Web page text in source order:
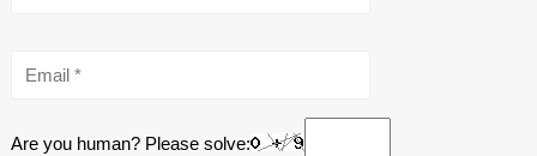
Are you human? Please solve: